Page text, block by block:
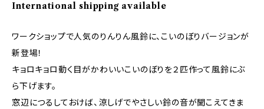
International shipping available
ワークショップで人気のりんりん風鈴に、こいのぼりバージョンが
新登場！
キョロキョロ動く目がかわいいこいのぼりを２匹作って風鈴にぶ
ら下げます。
窓辺につるしておけば、涼しげでやさしい鈴の音が聞こえてきま